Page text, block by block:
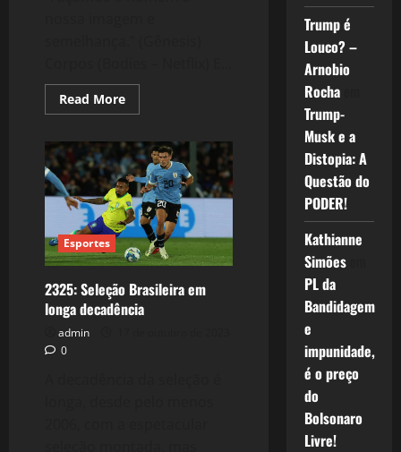
Read MoreRead
more
–
a
narrativa
da
recriação
e
do
tempo
futuro.
Esportes
2325: Seleção Brasileira em
longa decadência
admin
0
Trump é
Louco? –
Arnobio
Rochaem
Trump-
Musk e a
Distopia: A
Questão do
PODER!
Kathianne
Simõesem
PL da
Bandidagem
e
impunidade,
é o preço
do
Bolsonaro
Livre!